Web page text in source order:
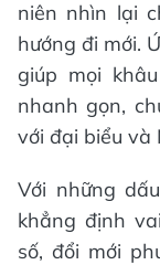
niên nhìn lại
hướng đi mới.
giúp mọi
nhanh gọn,
với đại biểu và
Với những
khẳng định
số, đổi mới